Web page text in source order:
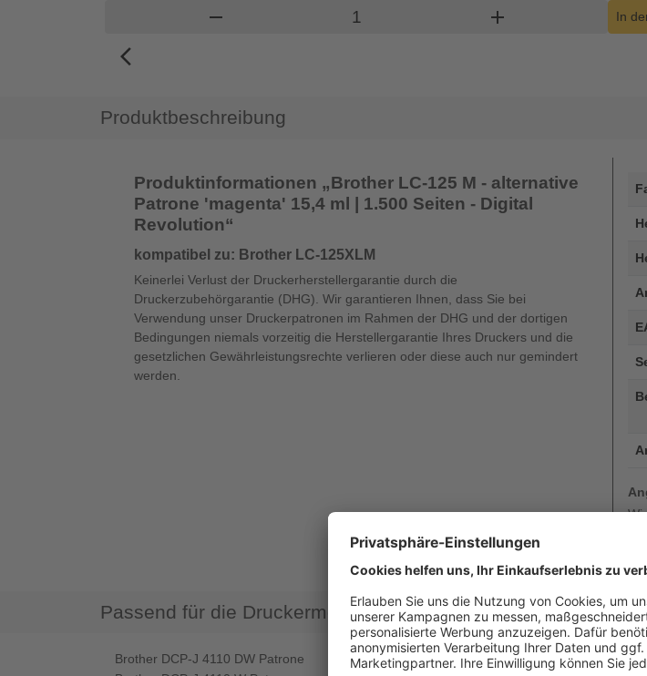
Produkt Warenkorb Menge
remove add In
arrow_back_ios_new
Produktbeschreibung
Produktinformationen „Brother LC-125 M - alternative
Patrone 'magenta' 15,4 ml | 1.500 Seiten - Digital
Revolution“
kompatibel zu: Brother LC-125XLM
Keinerlei Verlust der Druckerherstellergarantie durch die
Druckerzubehörgarantie (DHG). Wir garantieren Ihnen, dass Sie bei
Verwendung unser Druckerpatronen im Rahmen der DHG und der dortigen
Bedingungen niemals vorzeitig die Herstellergarantie Ihres Druckers und die
gesetzlichen Gewährleistungsrechte verlieren oder diese auch nur gemindert
werden.
Passend für die Druckermodelle
Brother DCP-J 4110 DW Patrone